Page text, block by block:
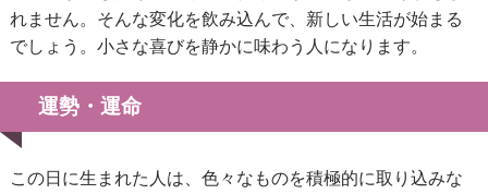
れません。そんな変化を飲み込んで、新しい生活が始まる
でしょう。小さな喜びを静かに味わう人になります。
運勢・運命
この日に生まれた人は、色々なものを積極的に取り込みな